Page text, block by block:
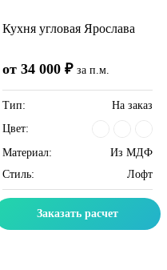
Кухня угловая Ярослава
от 34 000 ₽ за п.м.
Тип:
На заказ
Цвет:
Материал:
Из МДФ
Стиль:
Лофт
Заказать расчет